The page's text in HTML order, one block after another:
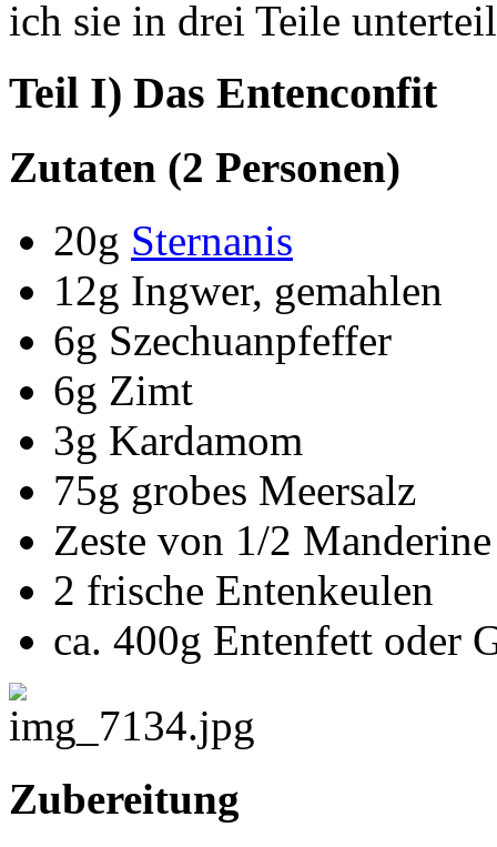
ich sie in drei Teile
Teil I) Das Entenconfit
Zutaten (2 Personen)
20g Sternanis
12g Ingwer, gemahlen
6g Szechuanpfeffer
6g Zimt
3g Kardamom
75g grobes Meersalz
Zeste von 1/2 Manderine
2 frische Entenkeulen
ca. 400g Entenfett oder
Zubereitung